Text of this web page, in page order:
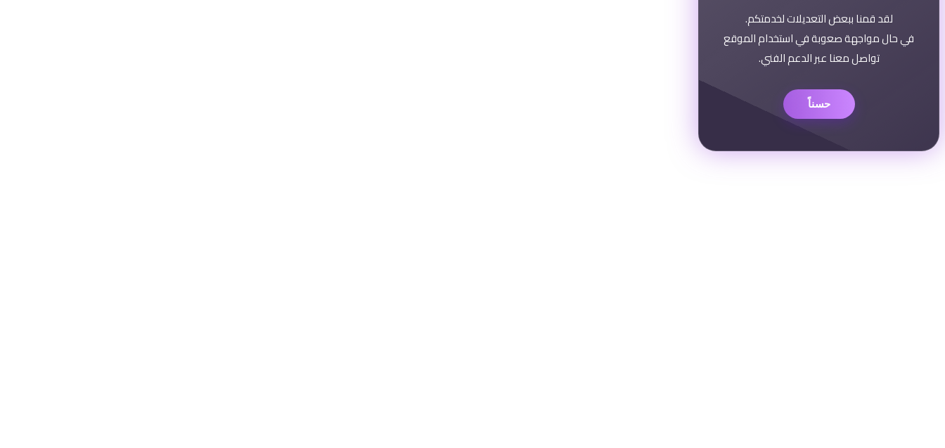
لقد قمنا ببعض التعديلات لخدمتكم.
في حال مواجهة صعوبة في استخدام الموقع
تواصل معنا عبر الدعم الفني.
حسناً